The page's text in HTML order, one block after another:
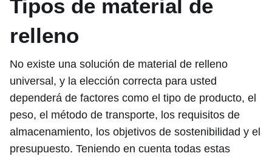
Tipos de material de
relleno
No existe una solución de material de relleno
universal, y la elección correcta para usted
dependerá de factores como el tipo de producto, el
peso, el método de transporte, los requisitos de
almacenamiento, los objetivos de sostenibilidad y el
presupuesto. Teniendo en cuenta todas estas